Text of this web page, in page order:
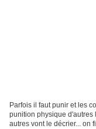
Parfois il faut punir et les
punition physique d'autres
autres vont le décrier... on